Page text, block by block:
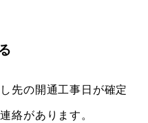
先の開通工事日が確定
絡があります。